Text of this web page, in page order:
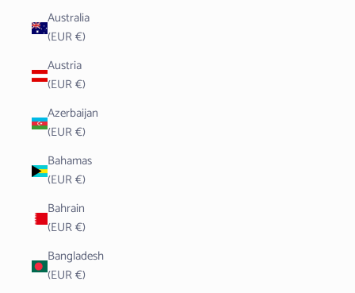
Australia
(EUR €)
Austria
(EUR €)
Azerbaijan
(EUR €)
Bahamas
(EUR €)
Bahrain
(EUR €)
Bangladesh
(EUR €)